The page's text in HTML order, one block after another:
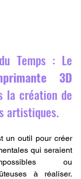
Temps : Le
3D
la création de
artistiques.
un outil pour créer
qui seraient
ou
à réaliser.